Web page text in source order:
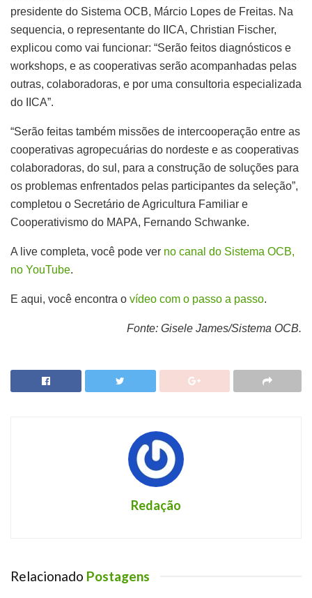
presidente do Sistema OCB, Márcio Lopes de Freitas. Na
sequencia, o representante do IICA, Christian Fischer,
explicou como vai funcionar: “Serão feitos diagnósticos e
workshops, e as cooperativas serão acompanhadas pelas
outras, colaboradoras, e por uma consultoria especializada
do IICA”.
“Serão feitas também missões de intercooperação entre as
cooperativas agropecuárias do nordeste e as cooperativas
colaboradoras, do sul, para a construção de soluções para
os problemas enfrentados pelas participantes da seleção”,
completou o Secretário de Agricultura Familiar e
Cooperativismo do MAPA, Fernando Schwanke.
A live completa, você pode ver no canal do Sistema OCB,
no YouTube.
E aqui, você encontra o vídeo com o passo a passo.
Fonte: Gisele James/Sistema OCB.
Redação
Relacionado Postagens